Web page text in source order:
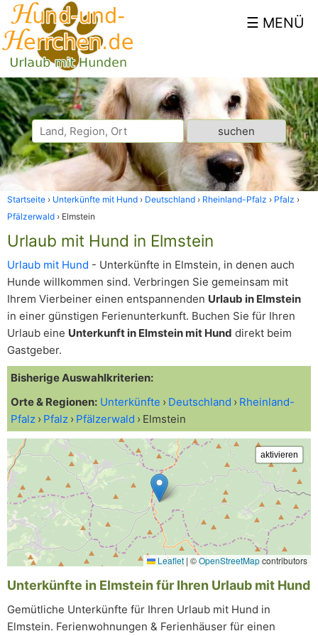
Startseite Unterkünfte mit Hund Deutschland Rheinland-Pfalz
Pfalz
Pfälzerwald
Elmstein
Urlaub mit Hund in Elmstein
Urlaub mit Hund - Unterkünfte in Elmstein, in denen auch
Hunde willkommen sind. Verbringen Sie gemeinsam mit
Ihrem Vierbeiner einen entspannenden Urlaub in Elmstein
in einer günstigen Ferienunterkunft. Buchen Sie für Ihren
Urlaub eine Unterkunft in Elmstein mit Hund direkt beim
Gastgeber.
Bisherige Auswahlkriterien:
Orte & Regionen: Unterkünfte Deutschland
Rheinland-
Pfalz
Pfalz Pfälzerwald Elmstein
Leaflet | ©OpenStreetMapcontributors
Unterkünfte in Elmstein für Ihren Urlaub mit Hund
Gemütliche Unterkünfte für Ihren Urlaub mit Hund in
Elmstein. Ferienwohnungen & Ferienhäuser für einen